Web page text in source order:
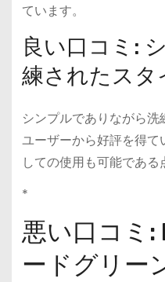
ています。
良い口コミ:
練されたスタ
シンプルでありながら
ユーザーから好評を得て
しての使用も可能である
*
悪い口コミ
ードグリー